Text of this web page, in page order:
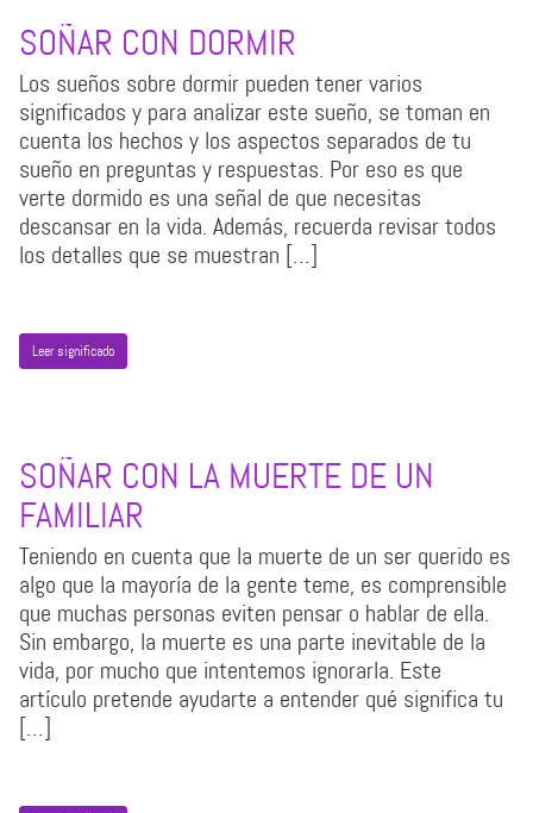
SOÑAR CON DORMIR
Los sueños sobre dormir pueden tener varios
significados y para analizar este sueño, se toman en
cuenta los hechos y los aspectos separados de tu
sueño en preguntas y respuestas. Por eso es que
verte dormido es una señal de que necesitas
descansar en la vida. Además, recuerda revisar todos
los detalles que se muestran […]
Leer significado
SOÑAR CON LA MUERTE DE UN
FAMILIAR
Teniendo en cuenta que la muerte de un ser querido es
algo que la mayoría de la gente teme, es comprensible
que muchas personas eviten pensar o hablar de ella.
Sin embargo, la muerte es una parte inevitable de la
vida, por mucho que intentemos ignorarla. Este
artículo pretende ayudarte a entender qué significa tu
[…]